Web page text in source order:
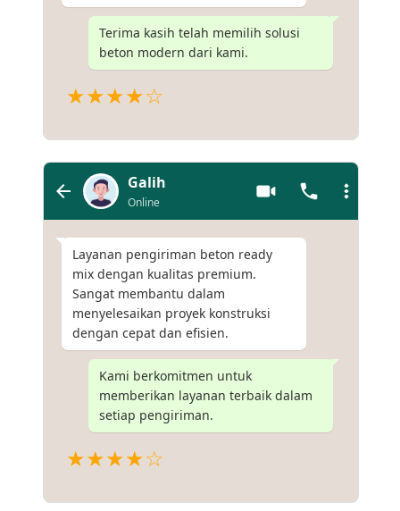
Terima kasih telah memilih solusi
beton modern dari kami.
★★★★☆
Galih
Online
Layanan pengiriman beton ready
mix dengan kualitas premium.
Sangat membantu dalam
menyelesaikan proyek konstruksi
dengan cepat dan efisien.
Kami berkomitmen untuk
memberikan layanan terbaik dalam
setiap pengiriman.
★★★★☆